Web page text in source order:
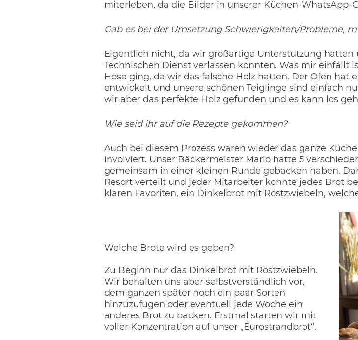
miterleben, da die Bilder in unserer Küchen-
Gab es bei der Umsetzung Schwierigkeiten/Probleme,
Eigentlich nicht, da wir großartige Unterstützung hatten
Technischen Dienst verlassen konnten. Was mir einfällt
Hose ging, da wir das falsche Holz hatten. Der Ofen
entwickelt und unsere schönen Teiglinge sind einfach
wir aber das perfekte Holz gefunden und es kann los
Wie seid ihr auf die Rezepte gekommen?
Auch bei diesem Prozess waren wieder das ganze
involviert. Unser Bäckermeister Mario hatte 5
gemeinsam in einer kleinen Runde gebacken haben.
Resort verteilt und jeder Mitarbeiter konnte jedes Brot
klaren Favoriten, ein Dinkelbrot mit Röstzwiebeln,
Welche Brote wird es geben?
Zu Beginn nur das Dinkelbrot mit Röstzwiebeln.
Wir behalten uns aber selbstverständlich vor,
dem ganzen später noch ein paar Sorten
hinzuzufügen oder eventuell jede Woche ein
anderes Brot zu backen. Erstmal starten wir mit
voller Konzentration auf unser „Eurostrandbrot“.